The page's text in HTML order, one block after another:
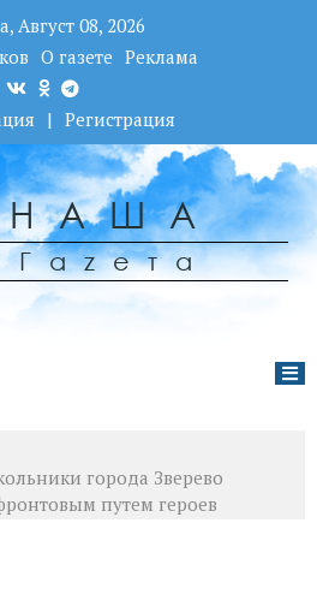
Август 08, 2026
О газете Реклама
| Регистрация
НАША
Гаzета
города Зверево
путем героев